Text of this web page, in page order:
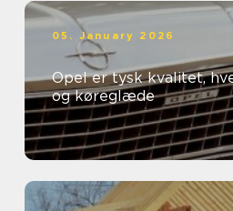
05. January 2026
Opel er tysk kvalitet,
og køreglæde